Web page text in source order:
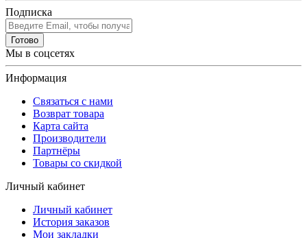
Подписка
Готово
Мы в соцсетях
Информация
Связаться с нами
Возврат товара
Карта сайта
Производители
Партнёры
Товары со скидкой
Личный кабинет
Личный кабинет
История заказов
Мои закладки